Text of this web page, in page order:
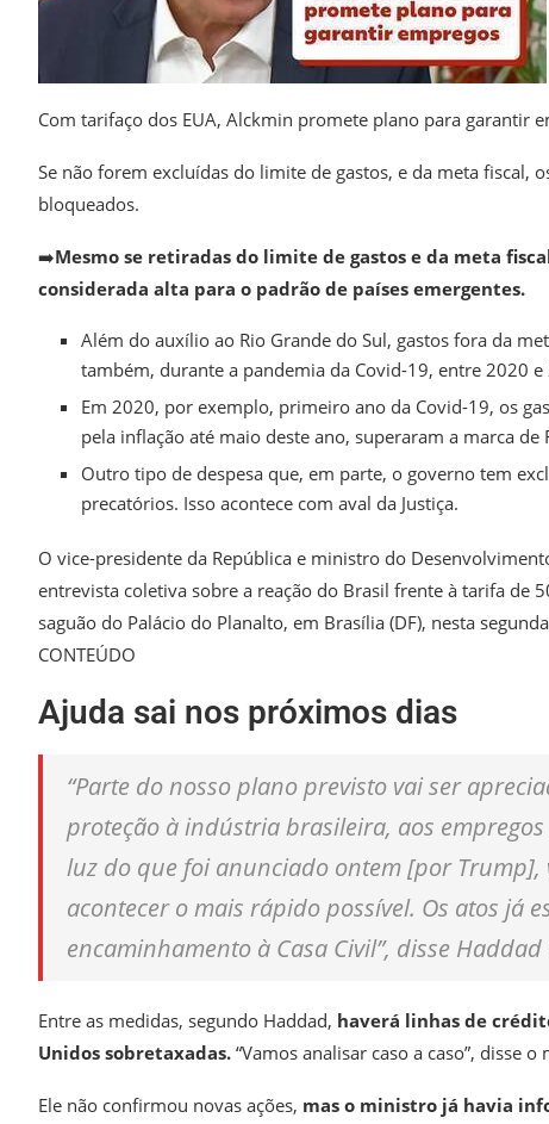
Com tarifaço dos EUA, Alckmin promete plano para garantir
Se não forem excluídas do limite de gastos, e da meta fiscal,
bloqueados.
➡️Mesmo se retiradas do limite de gastos e da meta
considerada alta para o padrão de países emergentes.
Além do auxílio ao Rio Grande do Sul, gastos fora da
também, durante a pandemia da Covid-19, entre 2020 e
Em 2020, por exemplo, primeiro ano da Covid-19, os
pela inflação até maio deste ano, superaram a marca de
Outro tipo de despesa que, em parte, o governo tem
precatórios. Isso acontece com aval da Justiça.
O vice-presidente da República e ministro do
entrevista coletiva sobre a reação do Brasil frente à tarifa de
saguão do Palácio do Planalto, em Brasília (DF), nesta
CONTEÚDO
Ajuda sai nos próximos dias
“Parte do nosso plano previsto vai ser
proteção à indústria brasileira, aos
luz do que foi anunciado ontem [por
acontecer o mais rápido possível. Os atos já
encaminhamento à Casa Civil”, disse
Entre as medidas, segundo Haddad, haverá linhas de
Unidos sobretaxadas. “Vamos analisar caso a caso”, disse o
Ele não confirmou novas ações, mas o ministro já havia